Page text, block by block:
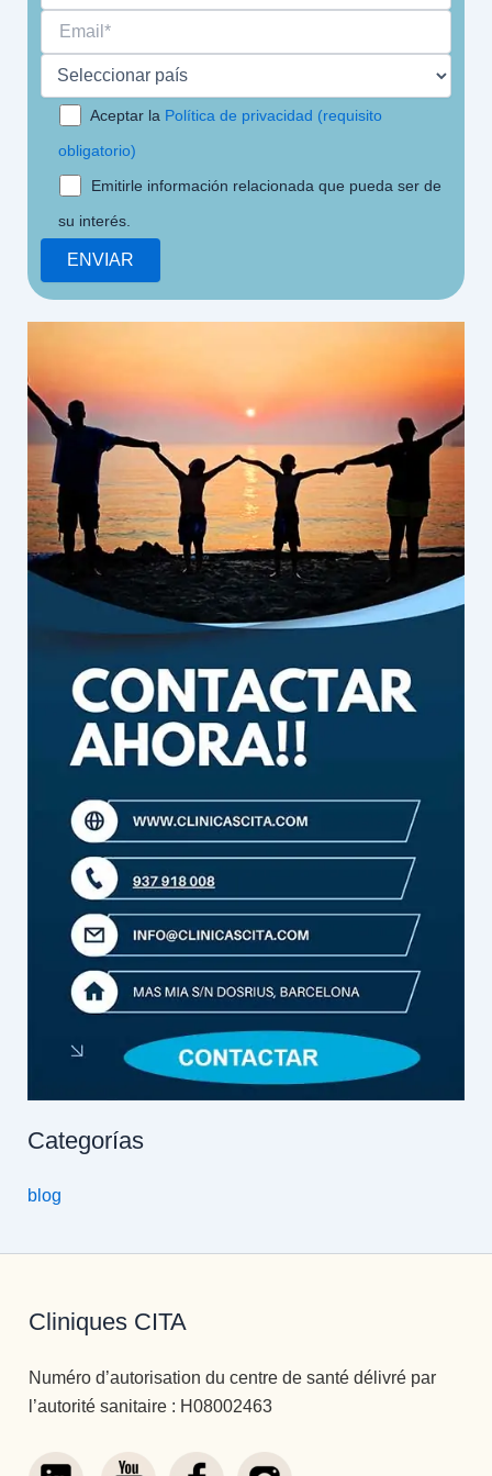
Aceptar la Política de privacidad (requisito
obligatorio)
Emitirle información relacionada que pueda ser de
su interés.
Categorías
blog
Cliniques CITA
Numéro d’autorisation du centre de santé délivré par
l’autorité sanitaire : H08002463